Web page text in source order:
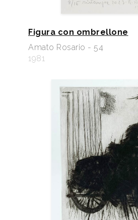
Figura con ombrellone
Amato Rosario - 54
1981